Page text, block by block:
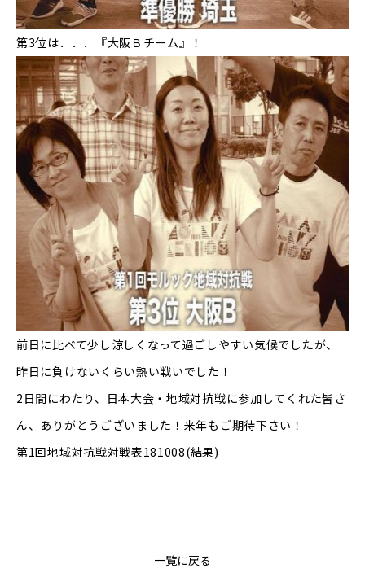
第3位は．．．『大阪Ｂチーム』！
前日に比べて少し涼しくなって過ごしやすい気候でしたが、
昨日に負けないくらい熱い戦いでした！
2日間にわたり、日本大会・地域対抗戦に参加してくれた皆さ
ん、ありがとうございました！来年もご期待下さい！
第1回地域対抗戦対戦表181008(結果)
一覧に戻る